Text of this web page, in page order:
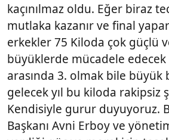
kaçınılmaz oldu. Eğer biraz
mutlaka kazanır ve final
erkekler 75 Kiloda çok güçlü
büyüklerde mücadele
arasında 3. olmak bile büyük
gelecek yıl bu kiloda rakipsiz
Kendisiyle gurur duyuyoruz.
Başkanı Avni Erboy ve